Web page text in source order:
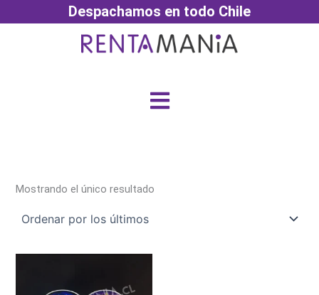
al
Despachamos en todo Chile
Menú
Mostrando el único resultado